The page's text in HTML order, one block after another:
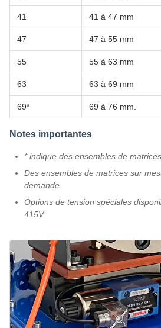
41 41 à 47 mm
47 47 à 55 mm
55 55 à 63 mm
63 63 à 69 mm
69* 69 à 76 mm.
Notes importantes
* indique des ensembles de
Des ensembles de matrices sur
demande
Options de tension spéciales
415V